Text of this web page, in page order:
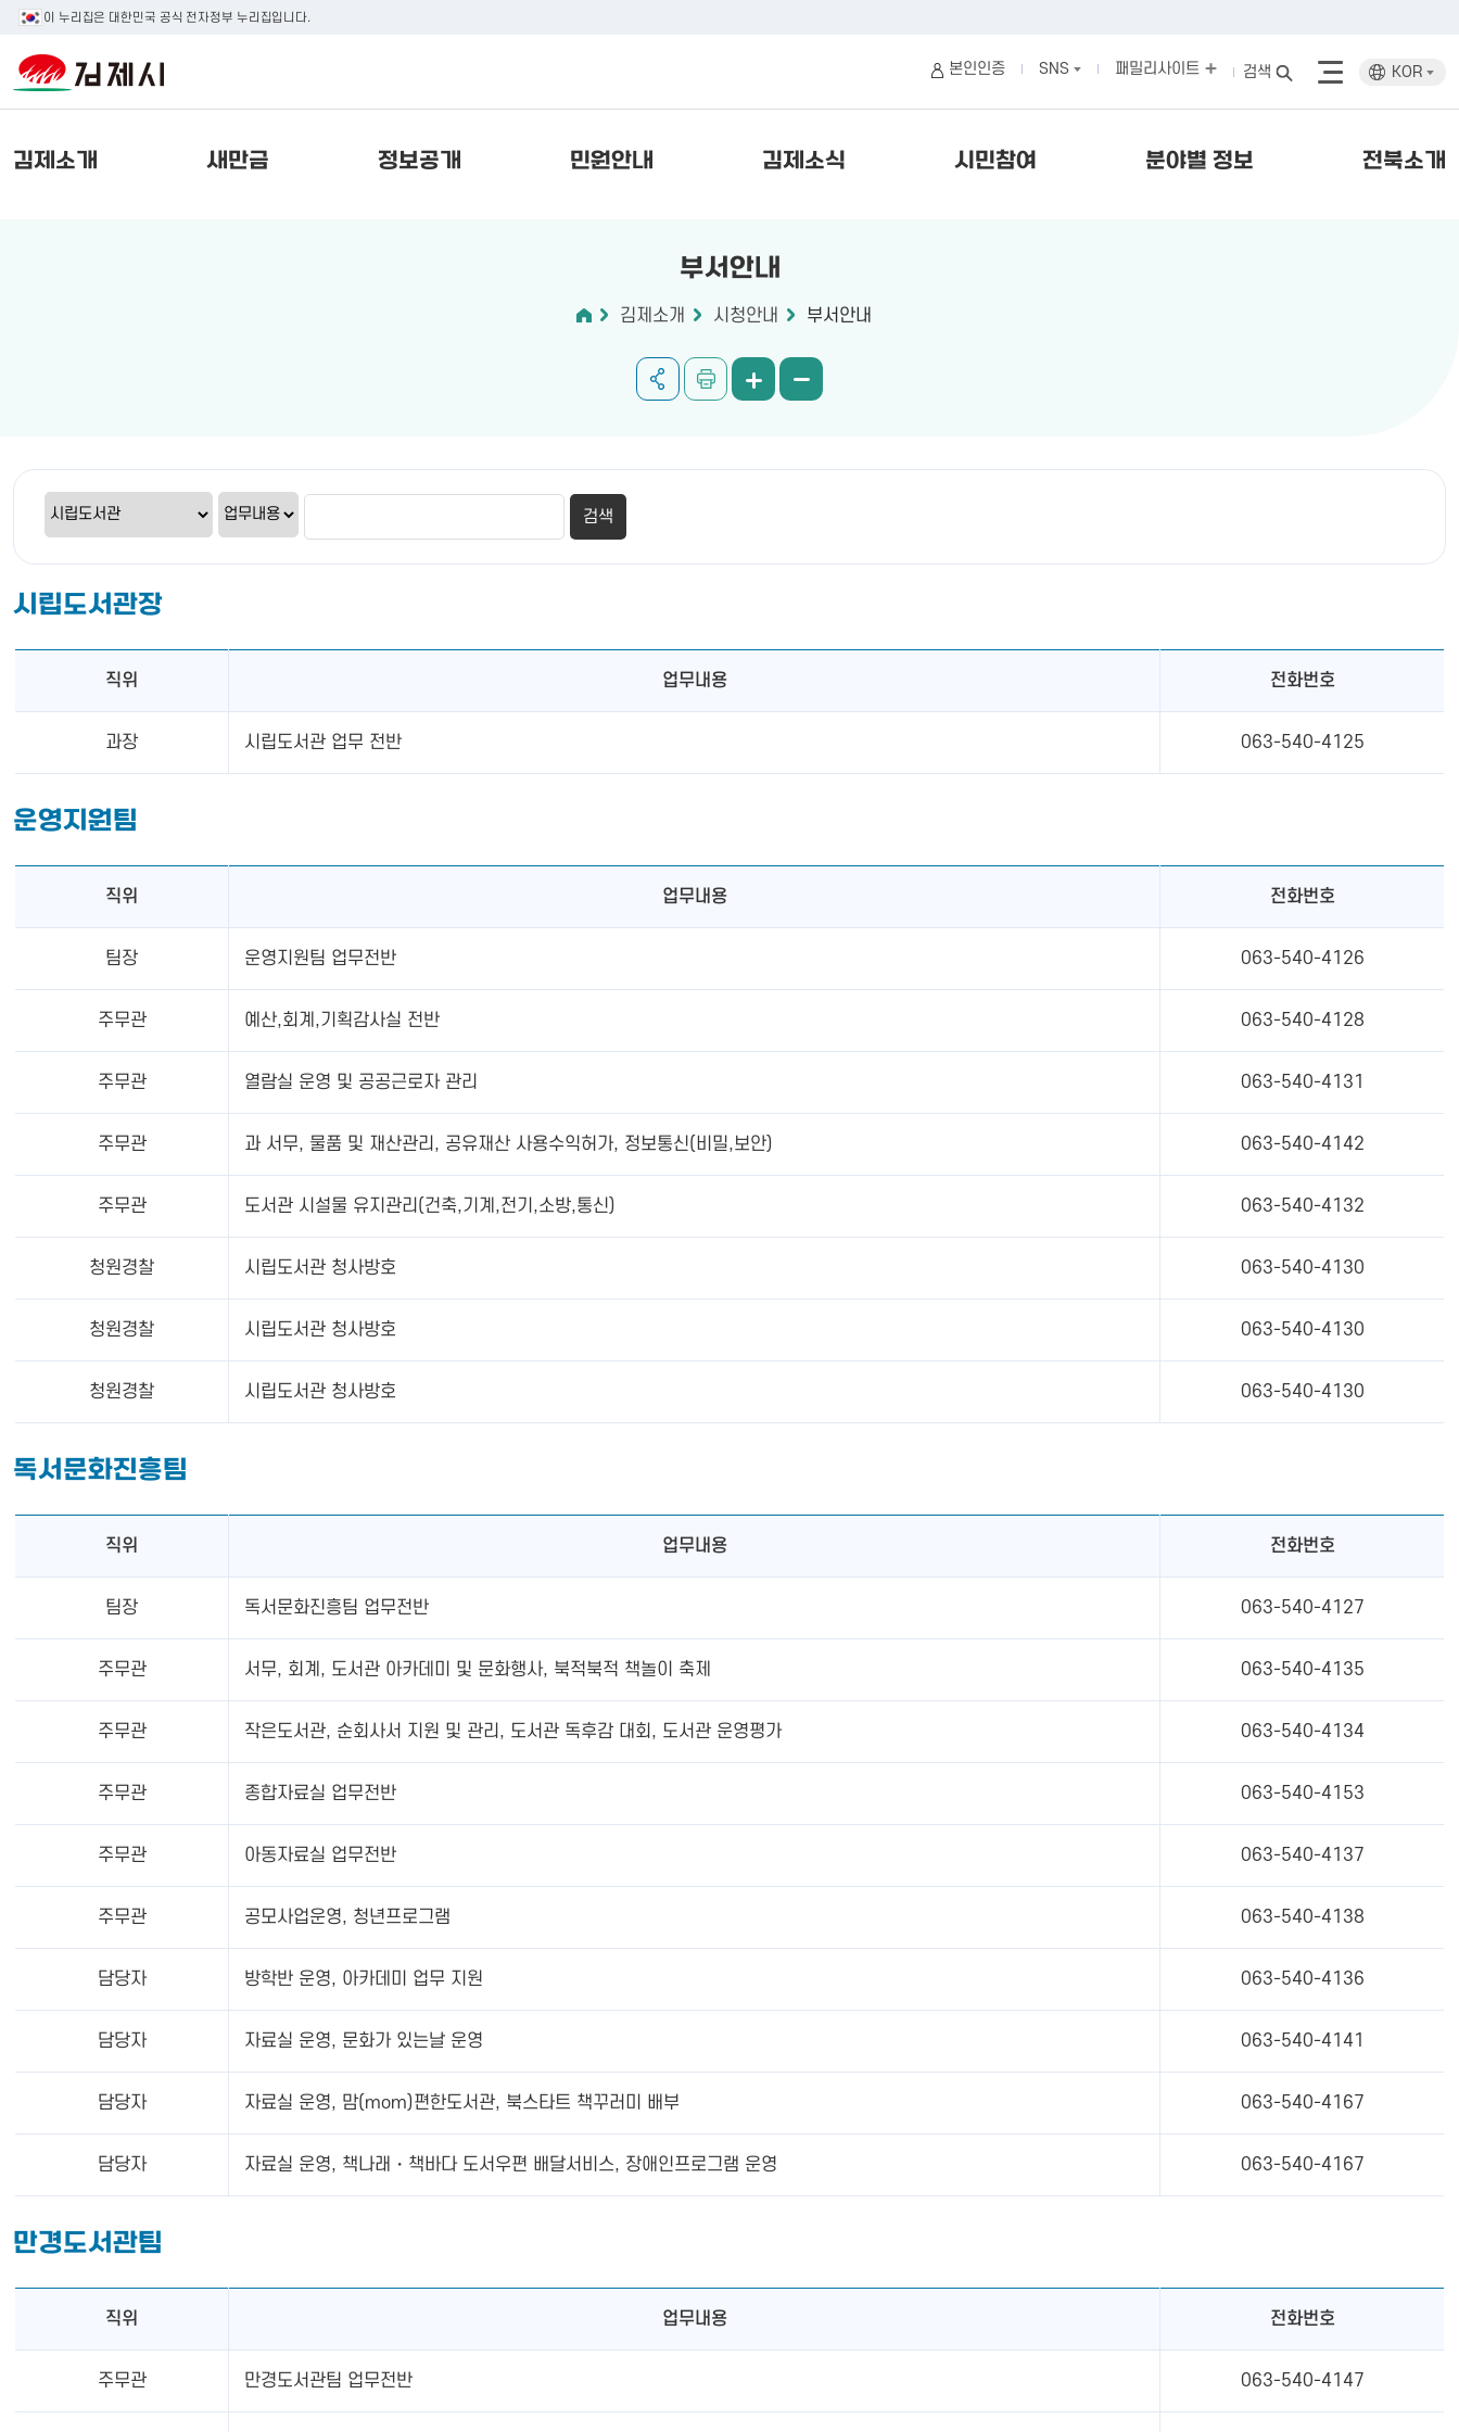
이 누리집은 대한민국 공식 전자정부 누리집입니다.
김제소개 새만금 정보공개 민원안내 김제소식 시민참여 분야별 정보 전북소개
본인인증 SNS 패밀리사이트 검색 KOR
부서안내
김제소개 시청안내 부서안내
시립도서관장
직위 업무내용 전화번호
과장 시립도서관 업무 전반 063-540-4125
운영지원팀
직위 업무내용 전화번호
팀장 운영지원팀 업무전반 063-540-4126
주무관 예산,회계,기획감사실 전반 063-540-4128
주무관 열람실 운영 및 공공근로자 관리 063-540-4131
주무관 과 서무, 물품 및 재산관리, 공유재산 사용수익허가, 정보통신(비밀,보안) 063-540-4142
주무관 도서관 시설물 유지관리(건축,기계,전기,소방,통신) 063-540-4132
청원경찰 시립도서관 청사방호 063-540-4130
청원경찰 시립도서관 청사방호 063-540-4130
청원경찰 시립도서관 청사방호 063-540-4130
독서문화진흥팀
직위 업무내용 전화번호
팀장 독서문화진흥팀 업무전반 063-540-4127
주무관 서무, 회계, 도서관 아카데미 및 문화행사, 북적북적 책놀이 축제 063-540-4135
주무관 작은도서관, 순회사서 지원 및 관리, 도서관 독후감 대회, 도서관 운영평가 063-540-4134
주무관 종합자료실 업무전반 063-540-4153
주무관 아동자료실 업무전반 063-540-4137
주무관 공모사업운영, 청년프로그램 063-540-4138
담당자 방학반 운영, 아카데미 업무 지원 063-540-4136
담당자 자료실 운영, 문화가 있는날 운영 063-540-4141
담당자 자료실 운영, 맘(mom)편한도서관, 북스타트 책꾸러미 배부 063-540-4167
담당자 자료실 운영, 책나래・책바다 도서우편 배달서비스, 장애인프로그램 운영 063-540-4167
만경도서관팀
직위 업무내용 전화번호
주무관 만경도서관팀 업무전반 063-540-4147